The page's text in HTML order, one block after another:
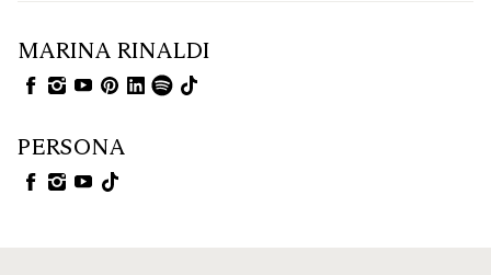
MARINA RINALDI
PERSONA